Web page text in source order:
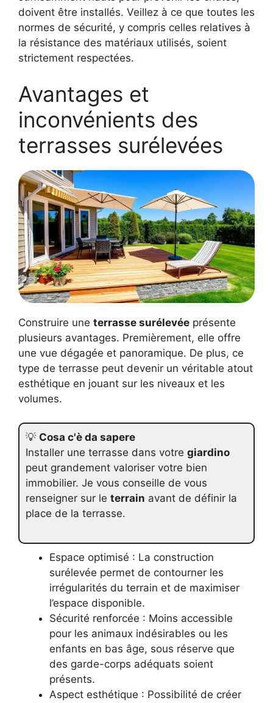
doivent être installés. Veillez à ce que toutes les
normes de sécurité, y compris celles relatives à
la résistance des matériaux utilisés, soient
strictement respectées.
Avantages et
inconvénients des
terrasses surélevées
Construire une terrasse surélevée présente
plusieurs avantages. Premièrement, elle offre
une vue dégagée et panoramique. De plus, ce
type de terrasse peut devenir un véritable atout
esthétique en jouant sur les niveaux et les
volumes.
💡 Cosa c'è da sapere
Installer une terrasse dans votre giardino
peut grandement valoriser votre bien
immobilier. Je vous conseille de vous
renseigner sur le terrain avant de définir la
place de la terrasse.
Espace optimisé : La construction
surélevée permet de contourner les
irrégularités du terrain et de maximiser
l’espace disponible.
Sécurité renforcée : Moins accessible
pour les animaux indésirables ou les
enfants en bas âge, sous réserve que
des garde-corps adéquats soient
présents.
Aspect esthétique : Possibilité de créer